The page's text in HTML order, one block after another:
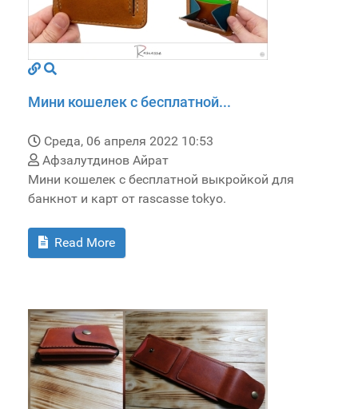
Мини кошелек с бесплатной...
Среда, 06 апреля 2022 10:53
Афзалутдинов Айрат
Мини кошелек с бесплатной выкройкой для
банкнот и карт от rascasse tokyo.
Read More